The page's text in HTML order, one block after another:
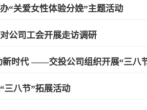
“关爱女性体验分娩”主题活动
公司工会开展走访调研
新时代 ——交投公司组织开展“三八
三八节”拓展活动